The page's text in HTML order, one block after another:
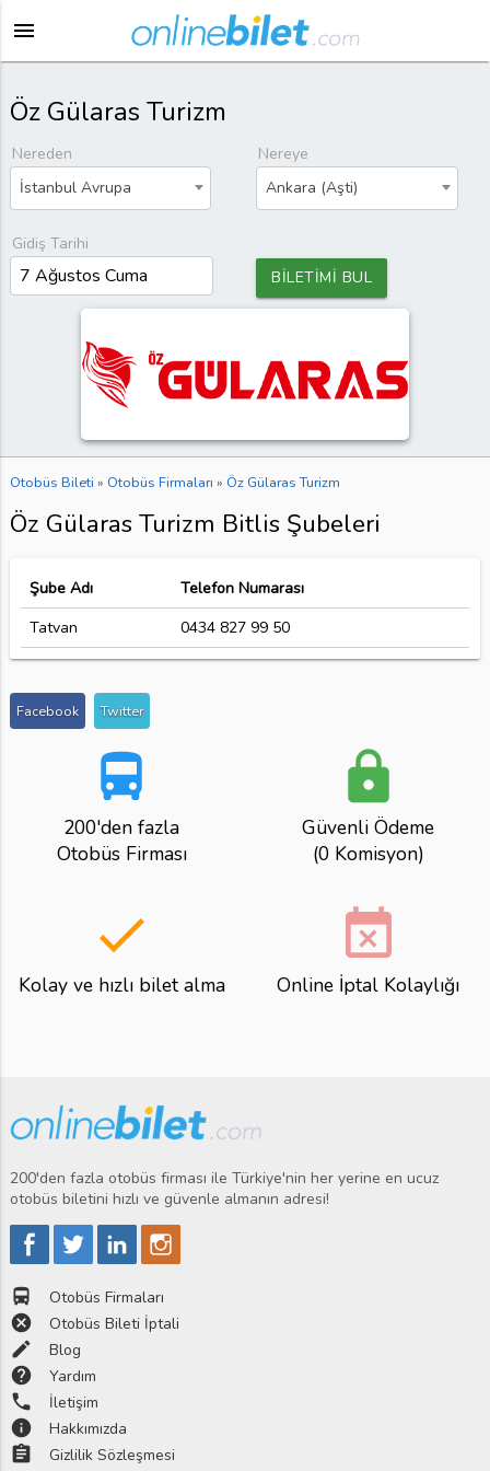
menu
Öz Gülaras Turizm
Nereden
İstanbul Avrupa
Nereye
Ankara (Aşti)
Gidiş Tarihi
BİLETİMİ BUL
Otobüs Bileti » Otobüs Firmaları » Öz Gülaras Turizm
Öz Gülaras Turizm Bitlis Şubeleri
Şube Adı
Telefon Numarası
Tatvan
0434 827 99 50
Facebook Twitter
directions_bus
200'den fazla
Otobüs Firması
lock
Güvenli Ödeme
(0 Komisyon)
done
Kolay ve hızlı bilet alma
event_busy
Online İptal Kolaylığı
200'den fazla otobüs firması ile Türkiye'nin her yerine en ucuz
otobüs biletini hızlı ve güvenle almanın adresi!
directions_bus Otobüs Firmaları
cancel Otobüs Bileti İptali
edit Blog
help Yardım
phone İletişim
info Hakkımızda
assignment Gizlilik Sözleşmesi